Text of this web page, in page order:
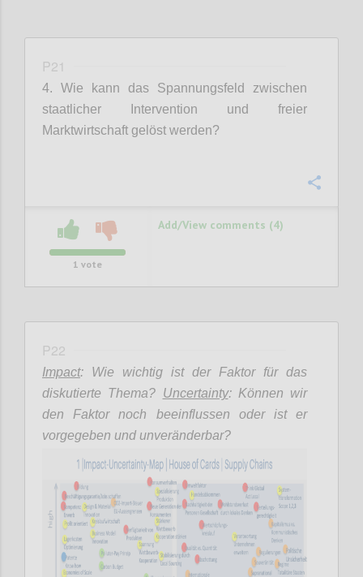
P21
4. Wie kann das Spannungsfeld zwischen
staatlicher Intervention und freier
Marktwirtschaft gelöst werden?
1 vote
Add/View comments (4)
P22
Impact: Wie wichtig ist der Faktor für das
diskutierte Thema? Uncertainty: Können wir
den Faktor noch beeinflussen oder ist er
vorgegeben und unveränderbar?